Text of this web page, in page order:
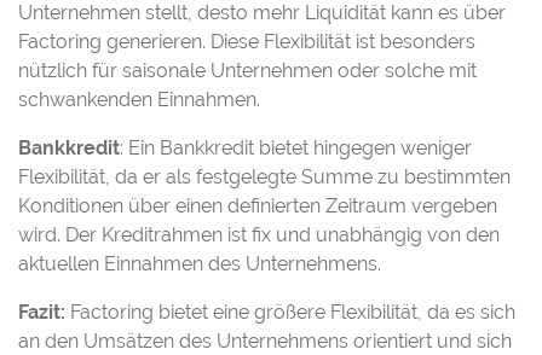
Unternehmen stellt, desto mehr Liquidität kann es über
Factoring generieren. Diese Flexibilität ist besonders
nützlich für saisonale Unternehmen oder solche mit
schwankenden Einnahmen.
Bankkredit: Ein Bankkredit bietet hingegen weniger
Flexibilität, da er als festgelegte Summe zu bestimmten
Konditionen über einen definierten Zeitraum vergeben
wird. Der Kreditrahmen ist fix und unabhängig von den
aktuellen Einnahmen des Unternehmens.
Fazit: Factoring bietet eine größere Flexibilität, da es sich
an den Umsätzen des Unternehmens orientiert und sich